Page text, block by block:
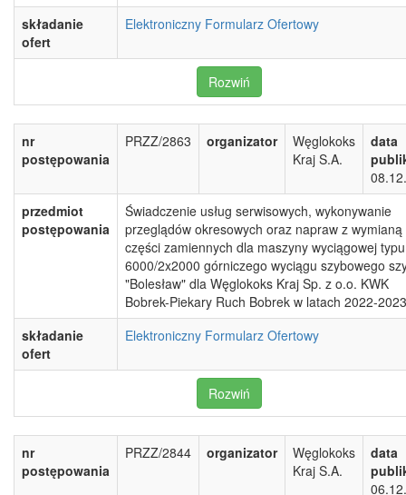
składanie
ofert
Elektroniczny Formularz Ofertowy
Rozwiń
nr
postępowania
PRZZ/2863 organizator
Węglokoks
Kraj S.A.
data
przedmiot
postępowania
Świadczenie usług serwisowych, wykonywanie
przeglądów okresowych oraz napraw z wymianą
części zamiennych dla maszyny wyciągowej
6000/2x2000 górniczego wyciągu szybowego
"Bolesław" dla Węglokoks Kraj Sp. z o.o. KWK
Bobrek-Piekary Ruch Bobrek w latach 2022-2023
składanie
ofert
Elektroniczny Formularz Ofertowy
Rozwiń
nr
postępowania
PRZZ/2844 organizator
Węglokoks
Kraj S.A.
data